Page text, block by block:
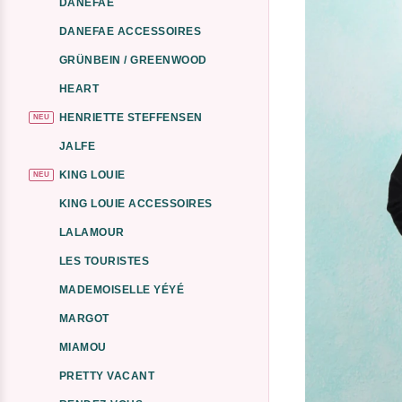
DANEFAE
DANEFAE ACCESSOIRES
GRÜNBEIN / GREENWOOD
HEART
NEU HENRIETTE STEFFENSEN
JALFE
NEU KING LOUIE
KING LOUIE ACCESSOIRES
LALAMOUR
LES TOURISTES
MADEMOISELLE YÉYÉ
MARGOT
MIAMOU
PRETTY VACANT